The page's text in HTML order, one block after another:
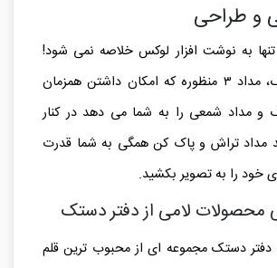
و طراحی
به نوشت افزار لوکس خلاصه نمی شود!
مداد رنگی، آبرنگ، مداد ۳ منظوره که امکان داشتن همزمان
و مداد شمعی را به شما می دهد در کنار
مداد تراش و پاک کن همگی به شما قدرت
خود را به تصویر بکشید.
محصولات لامی از دفتر دستک
دفتر دستک مجموعه ای از محبوب ترین قلم